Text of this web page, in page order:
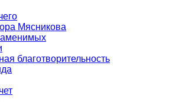
Мясникова
благотворительность